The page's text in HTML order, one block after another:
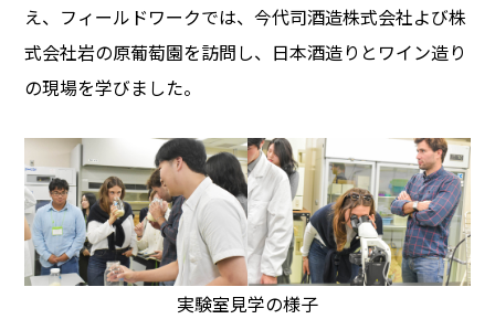
え、フィールドワークでは、今代司酒造株式会社よび株
式会社岩の原葡萄園を訪問し、日本酒造りとワイン造り
の現場を学びました。
実験室見学の様子